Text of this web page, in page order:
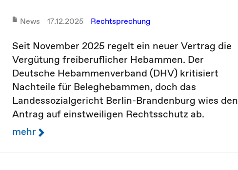
News 17.12.2025 Rechtsprechung
Seit November 2025 regelt ein neuer Vertrag die
Vergütung freiberuflicher Hebammen. Der
Deutsche Hebammenverband (DHV) kritisiert
Nachteile für Beleghebammen, doch das
Landessozialgericht Berlin-Brandenburg wies den
Antrag auf einstweiligen Rechtsschutz ab.
mehr